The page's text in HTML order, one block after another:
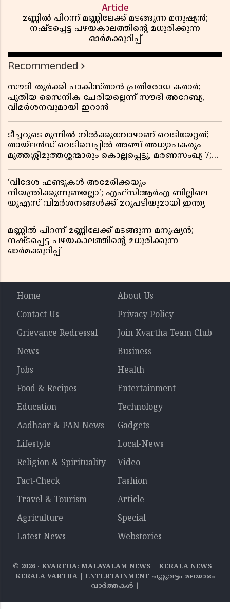
Article
മണ്ണിൽ പിറന്ന് മണ്ണിലേക്ക് മടങ്ങുന്ന മനുഷ്യൻ;
നഷ്ടപ്പെട്ട പഴയകാലത്തിൻ്റെ മധുരിക്കുന്ന
ഓർമക്കുറിപ്പ്
Recommended
സൗദി-തുർക്കി-പാകിസ്താൻ പ്രതിരോധ കരാർ;
പുതിയ സൈനിക ചേരിയല്ലെന്ന് സൗദി അറേബ്യ,
വിമർശനവുമായി ഇറാൻ
ടീച്ചറുടെ മുന്നിൽ നിൽക്കുമ്പോഴാണ് വെടിയേറ്റത്;
തായ്‌ലൻഡ് വെടിവെപ്പിൽ അഞ്ച് അധ്യാപകരും
മുത്തശ്ശീമുത്തശ്ശന്മാരും കൊല്ലപ്പെട്ടു, മരണസംഖ്യ 7;
‘വിദേശ ഫണ്ടുകൾ അമേരിക്കയും
നിയന്ത്രിക്കുന്നുണ്ടല്ലോ’; എഫ്സിആർഎ ബില്ലിലെ
യുഎസ് വിമർശനങ്ങൾക്ക് മറുപടിയുമായി ഇന്ത്യ
മണ്ണിൽ പിറന്ന് മണ്ണിലേക്ക് മടങ്ങുന്ന മനുഷ്യൻ;
നഷ്ടപ്പെട്ട പഴയകാലത്തിൻ്റെ മധുരിക്കുന്ന
ഓർമക്കുറിപ്പ്
Home
About Us
Contact Us
Privacy Policy
Grievance Redressal
Join Kvartha Team Club
News
Business
Jobs
Health
Food & Recipes
Entertainment
Education
Technology
Aadhaar & PAN News
Gadgets
Lifestyle
Local-News
Religion & Spirituality
Video
Fact-Check
Fashion
Travel & Tourism
Article
Agriculture
Special
Latest News
Webstories
© 2026‧ KVARTHA: MALAYALAM NEWS | KERALA NEWS |
KERALA VARTHA | ENTERTAINMENT ചുറ്റുവട്ടം മലയാളം
വാര്‍ത്തകൾ |